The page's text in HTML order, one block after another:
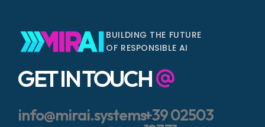
BUILDING THE FUTURE
OF RESPONSIBLE AI
GET IN TOUCH
info@mirai.systems+39 02503